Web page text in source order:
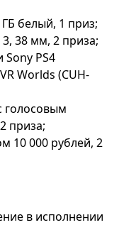
белый, 1 приз;
38 мм, 2 приза;
PS4
Worlds (CUH-
голосовым
приза;
10 000 рублей, 2
в исполнении